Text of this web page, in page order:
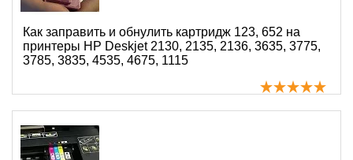
Как заправить и обнулить картридж 123, 652 на
принтеры HP Deskjet 2130, 2135, 2136, 3635, 3775,
3785, 3835, 4535, 4675, 1115